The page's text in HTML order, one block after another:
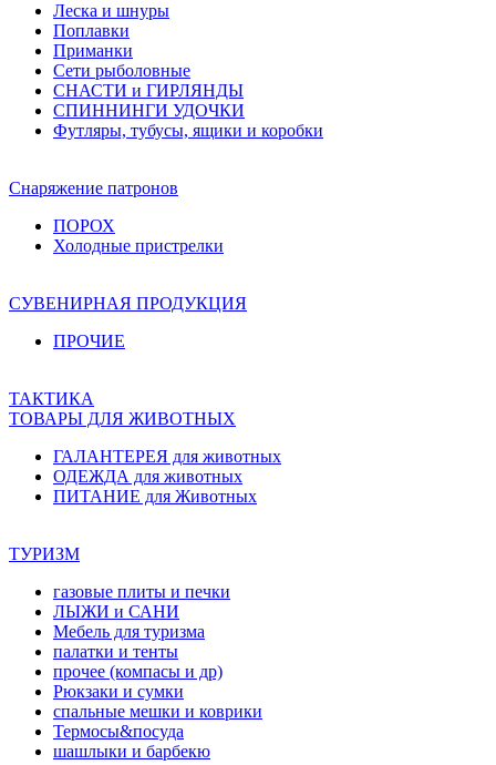
Леска и шнуры
Поплавки
Приманки
Сети рыболовные
СНАСТИ и ГИРЛЯНДЫ
СПИННИНГИ УДОЧКИ
Футляры, тубусы, ящики и коробки
Снаряжение патронов
ПОРОХ
Холодные пристрелки
СУВЕНИРНАЯ ПРОДУКЦИЯ
ПРОЧИЕ
ТАКТИКА
ТОВАРЫ ДЛЯ ЖИВОТНЫХ
ГАЛАНТЕРЕЯ для животных
ОДЕЖДА для животных
ПИТАНИЕ для Животных
ТУРИЗМ
газовые плиты и печки
ЛЫЖИ и САНИ
Мебель для туризма
палатки и тенты
прочее (компасы и др)
Рюкзаки и сумки
спальные мешки и коврики
Термосы&посуда
шашлыки и барбекю